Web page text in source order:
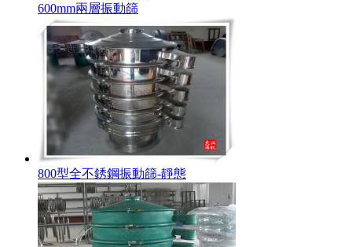
600mm兩層振動篩
800型全不銹鋼振動篩-靜態